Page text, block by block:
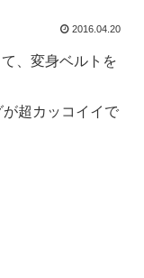
2016.04.20
、変身ベルトを
超カッコイイで